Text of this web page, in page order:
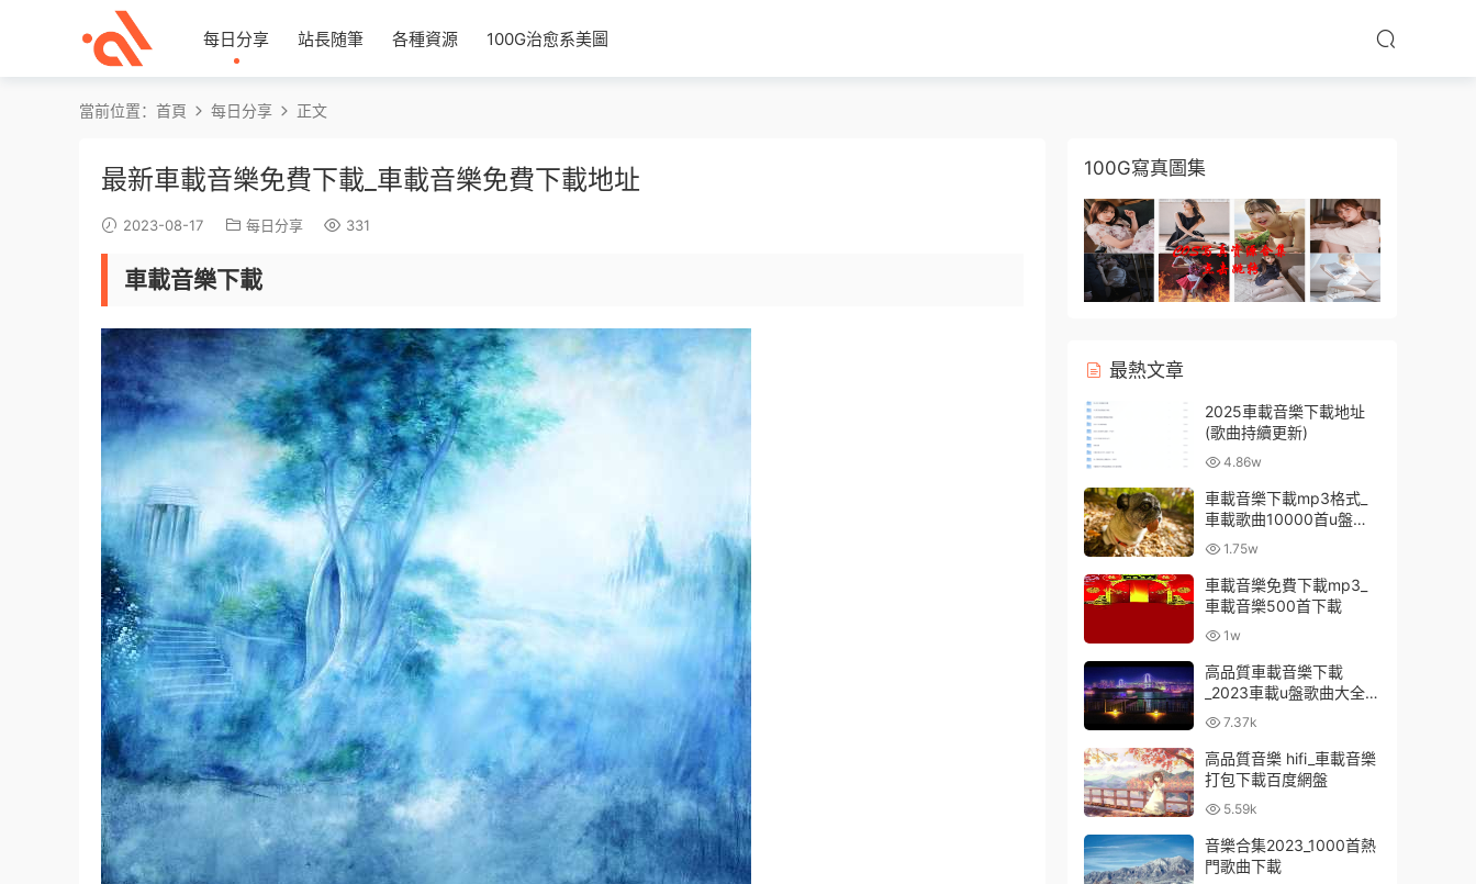
每日分享 站長随筆 各種資源 100G治愈系美圖
當前位置： 首頁 每日分享 正文
最新車載音樂免費下載_車載音樂免費下載地址
2023-08-17 每日分享 331
車載音樂下載
100G寫真圖集
最熱文章
2025車載音樂下載地址
(歌曲持續更新)
4.86w
車載音樂下載mp3格式_
車載歌曲10000首u盤免
費 1.75w
車載音樂免費下載mp3_
車載音樂500首下載
1w
高品質車載音樂下載
_2023車載u盤歌曲大全下
載 7.37k
高品質音樂 hifi_車載音樂
打包下載百度網盤
5.59k
音樂合集2023_1000首熱
門歌曲下載